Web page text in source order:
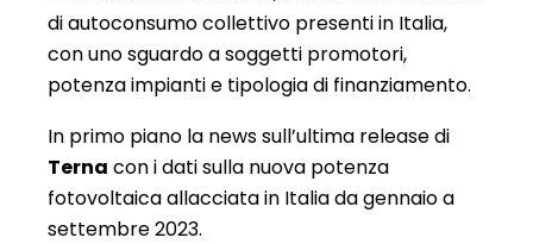
di autoconsumo collettivo presenti in Italia,
con uno sguardo a soggetti promotori,
potenza impianti e tipologia di finanziamento.
In primo piano la news sull’ultima release di
Terna con i dati sulla nuova potenza
fotovoltaica allacciata in Italia da gennaio a
settembre 2023.